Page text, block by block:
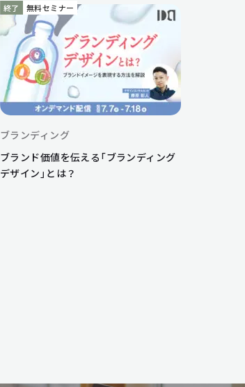
終了 無料セミナー
ブランディング
ブランド価値を伝える「ブランディング
デザイン」とは？